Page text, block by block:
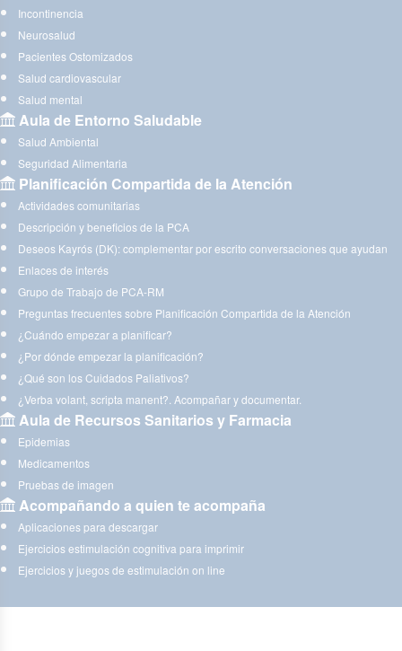
Incontinencia
Neurosalud
Pacientes Ostomizados
Salud cardiovascular
Salud mental
Aula de Entorno Saludable
Salud Ambiental
Seguridad Alimentaria
Planificación Compartida de la Atención
Actividades comunitarias
Descripción y beneficios de la PCA
Deseos Kayrós (DK): complementar por escrito conversaciones que ayudan
Enlaces de interés
Grupo de Trabajo de PCA-RM
Preguntas frecuentes sobre Planificación Compartida de la Atención
¿Cuándo empezar a planificar?
¿Por dónde empezar la planificación?
¿Qué son los Cuidados Paliativos?
¿Verba volant, scripta manent?. Acompañar y documentar.
Aula de Recursos Sanitarios y Farmacia
Epidemias
Medicamentos
Pruebas de imagen
Acompañando a quien te acompaña
Aplicaciones para descargar
Ejercicios estimulación cognitiva para imprimir
Ejercicios y juegos de estimulación on line